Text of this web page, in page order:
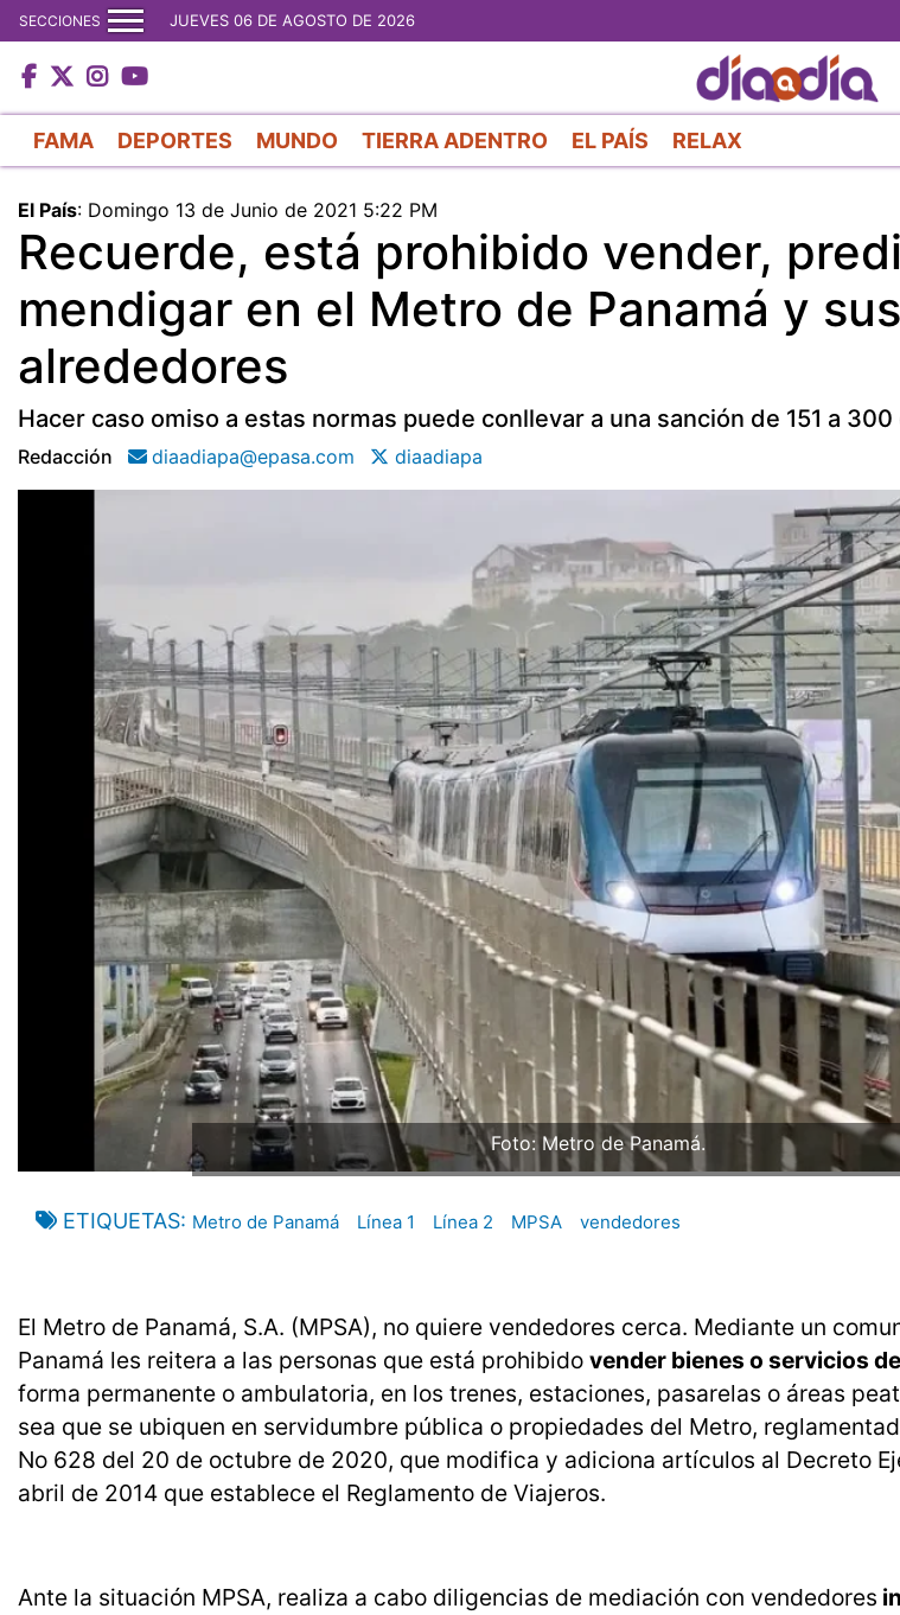
al
contenido
principal
SECCIONES JUEVES 06 DE AGOSTO DE 2026
FAMA DEPORTES MUNDO TIERRA ADENTRO EL PAÍS RELAX
El País: Domingo 13 de Junio de 2021 5:22 PM
Recuerde, está prohibido vender,
mendigar en el Metro de Panamá y sus
alrededores
Hacer caso omiso a estas normas puede conllevar a una sanción de 151 a
Redacción diaadiapa@epasa.com diaadiapa
Foto: Metro de Panamá.
ETIQUETAS Metro de Panamá Línea 1 Línea 2 MPSA vendedores
El Metro de Panamá, S.A. (MPSA), no quiere vendedores cerca. Mediante un
Panamá les reitera a las personas que está prohibido vender bienes o servicios
forma permanente o ambulatoria, en los trenes, estaciones, pasarelas o áreas
sea que se ubiquen en servidumbre pública o propiedades del Metro,
No 628 del 20 de octubre de 2020, que modifica y adiciona artículos al Decreto
abril de 2014 que establece el Reglamento de Viajeros.
Ante la situación MPSA, realiza a cabo diligencias de mediación con vendedores